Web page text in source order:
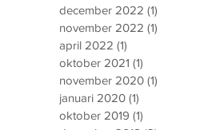
december 2022 (1)
november 2022 (1)
april 2022 (1)
oktober 2021 (1)
november 2020 (1)
januari 2020 (1)
oktober 2019 (1)